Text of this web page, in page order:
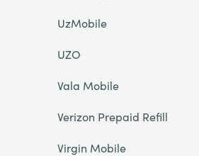
UzMobile
UZO
Vala Mobile
Verizon Prepaid Refill
Virgin Mobile